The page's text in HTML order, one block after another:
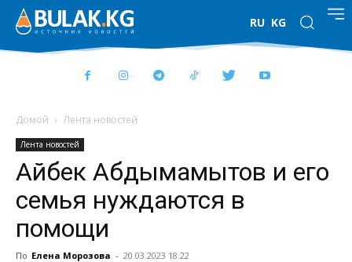
RU KG
Домой Лента новостей
Лента новостей
Айбек Абдымамытов и его
семья нуждаются в
помощи
По Елена Морозова - 20.03.2023 18:22